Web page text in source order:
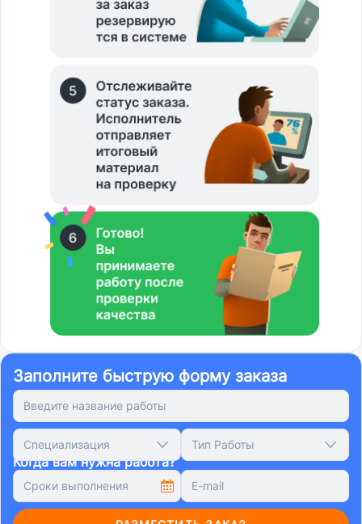
Заполните быструю форму заказа
Специализация Тип Работы
Когда вам нужна работа?